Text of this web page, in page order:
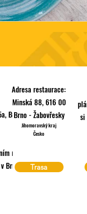
Brno
rejstříku vedeném
Brně, oddíl C, vložka
Adresa restaurace:
Minská 88, 616 00
Brno - Žabovřesky
Jihomoravský kraj
Česko
si
Trasa